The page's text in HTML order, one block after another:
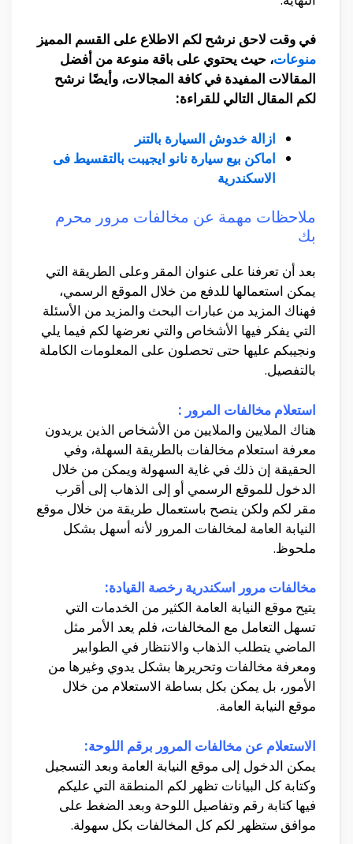
في وقت لاحق نرشح لكم الاطلاع على القسم المميز
منوعات، حيث يحتوي على باقة منوعة من أفضل
المقالات المفيدة في كافة المجالات، وأيضًا نرشح
لكم المقال التالي للقراءة:
ازالة خدوش السيارة بالتنر
اماكن بيع سيارة نانو ايجيبت بالتقسيط فى
الاسكندرية
ملاحظات مهمة عن مخالفات مرور محرم
بك
بعد أن تعرفنا على عنوان المقر وعلى الطريقة التي
يمكن استعمالها للدفع من خلال الموقع الرسمي،
فهناك المزيد من عبارات البحث والمزيد من الأسئلة
التي يفكر فيها الأشخاص والتي نعرضها لكم فيما يلي
ونجيبكم عليها حتى تحصلون على المعلومات الكاملة
بالتفصيل.
استعلام مخالفات المرور :
هناك الملايين والملايين من الأشخاص الذين يريدون
معرفة استعلام مخالفات بالطريقة السهلة، وفي
الحقيقة إن ذلك في غاية السهولة ويمكن من خلال
الدخول للموقع الرسمي أو إلى الذهاب إلى أقرب
مقر لكم ولكن ينصح باستعمال طريقة من خلال موقع
النيابة العامة لمخالفات المرور لأنه أسهل بشكل
ملحوظ.
مخالفات مرور اسكندرية رخصة القيادة:
يتيح موقع النيابة العامة الكثير من الخدمات التي
تسهل التعامل مع المخالفات، فلم يعد الأمر مثل
الماضي يتطلب الذهاب والانتظار في الطوابير
ومعرفة مخالفات وتحريرها بشكل يدوي وغيرها من
الأمور، بل يمكن بكل بساطة الاستعلام من خلال
موقع النيابة العامة.
الاستعلام عن مخالفات المرور برقم اللوحة:
يمكن الدخول إلى موقع النيابة العامة وبعد التسجيل
وكتابة كل البيانات تظهر لكم المنطقة التي عليكم
فيها كتابة رقم وتفاصيل اللوحة وبعد الضغط على
موافق ستظهر لكم كل المخالفات بكل سهولة.